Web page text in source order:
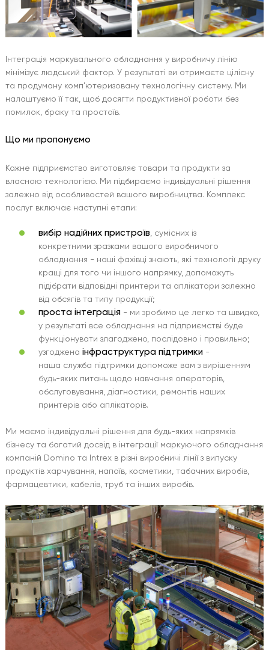
Інтеграція маркувального обладнання у виробничу лінію
мінімізує людський фактор. У результаті ви отримаєте цілісну
та продуману комп'ютеризовану технологічну систему. Ми
налаштуємо її так, щоб досягти продуктивної роботи без
помилок, браку та простоїв.
Що ми пропонуємо
Кожне підприємство виготовляє товари та продукти за
власною технологією. Ми підбираємо індивідуальні рішення
залежно від особливостей вашого виробництва. Комплекс
послуг включає наступні етапи:
вибір надійних пристроїв , сумісних із
конкретними зразками вашого виробничого
обладнання - наші фахівці знають, які технології друку
кращі для того чи іншого напрямку, допоможуть
підібрати відповідні принтери та аплікатори залежно
від обсягів та типу продукції;
проста інтеграція- ми зробимо це легко та швидко,
у результаті все обладнання на підприємстві буде
функціонувати злагоджено, послідовно і правильно;
узгоджена інфраструктура підтримки-
наша служба підтримки допоможе вам з вирішенням
будь-яких питань щодо навчання операторів,
обслуговування, діагностики, ремонтів наших
принтерів або аплікаторів.
Ми маємо індивідуальні рішення для будь-яких напрямків
бізнесу та багатий досвід в інтеграції маркуючого обладнання
компаній Domino та Intrex в різні виробничі лінії з випуску
продуктів харчування, напоїв, косметики, табачних виробів,
фармацевтики, кабелів, труб та інших виробів.